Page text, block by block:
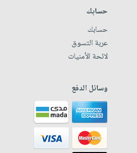
حسابك
حسابك
عربة التسوق
لائحة الأمنيات
وسائل الدفع